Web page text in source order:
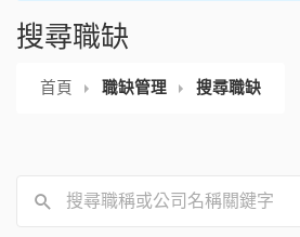
搜尋職缺
首頁 職缺管理 搜尋職缺